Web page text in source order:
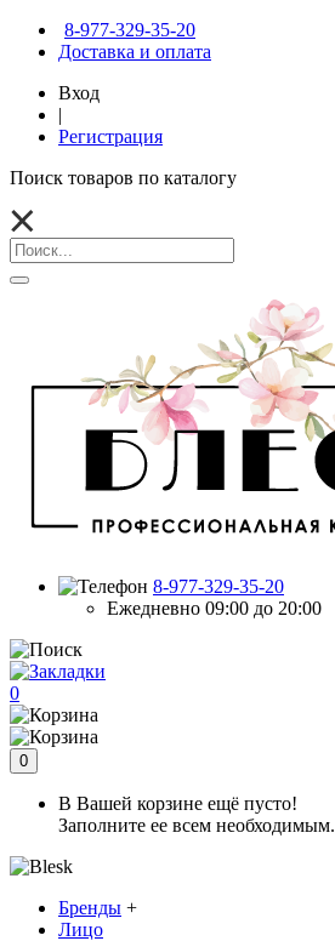
8-977-329-35-20
Доставка и оплата
Вход
|
Регистрация
Поиск товаров по каталогу
8-977-329-35-20
Ежедневно 09:00 до 20:00
0
0
В Вашей корзине ещё пусто!
Заполните ее всем необходимым.
Бренды +
Лицо